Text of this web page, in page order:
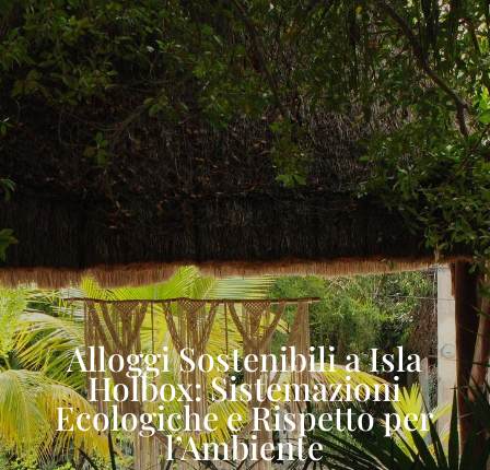
Alloggi Sostenibili a Isla
Holbox: Sistemazioni
Ecologiche e Rispetto per
l’Ambiente